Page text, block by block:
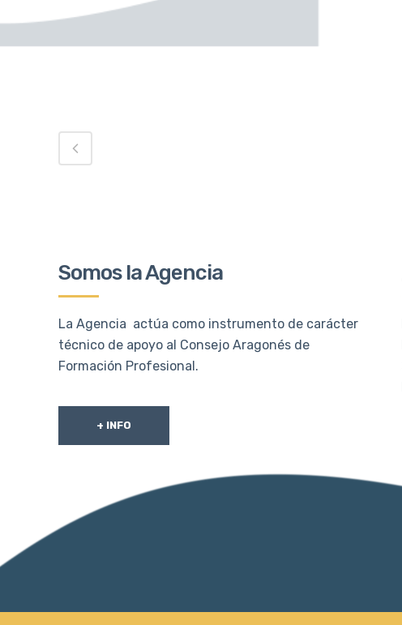
Somos la Agencia
La Agencia actúa como instrumento de carácter
técnico de apoyo al Consejo Aragonés de
Formación Profesional.
+ INFO